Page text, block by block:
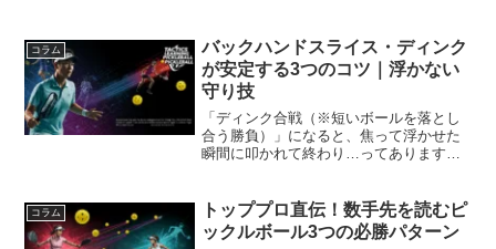
を打つための具体的なコツや練習方法
を、わかりやすくお届けしま...
コラム
バックハンドスライス・ディンク
が安定する3つのコツ｜浮かない
守り技
「ディンク合戦（※短いボールを落とし
合う勝負）」になると、焦って浮かせた
瞬間に叩かれて終わり…ってありますよ
めの“具体的な形”を、今日から再現できる
ように解説します。バ...
コラム
トッププロ直伝！数手先を読むピ
ックルボール3つの必勝パターン